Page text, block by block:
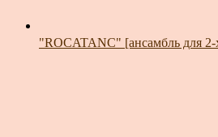
"ROCATANC" [ансамбль для